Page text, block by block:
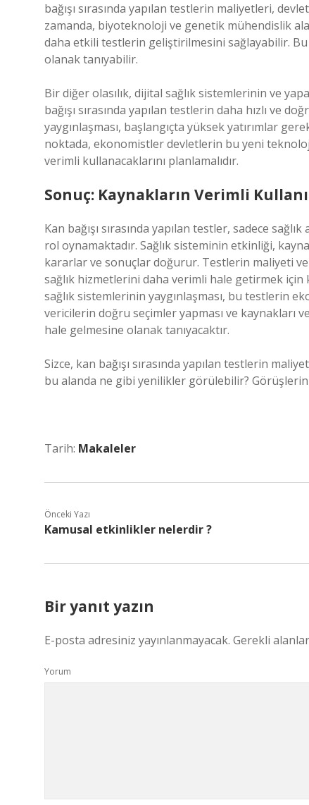
bağışı sırasında yapılan testlerin maliyetleri,
zamanda, biyoteknoloji ve genetik mühendislik
daha etkili testlerin geliştirilmesini sağlayabilir. Bu
olanak tanıyabilir.
Bir diğer olasılık, dijital sağlık sistemlerinin ve
bağışı sırasında yapılan testlerin daha hızlı ve
yaygınlaşması, başlangıçta yüksek yatırımlar
noktada, ekonomistler devletlerin bu yeni
verimli kullanacaklarını planlamalıdır.
Sonuç: Kaynakların Verimli
Kan bağışı sırasında yapılan testler, sadece
rol oynamaktadır. Sağlık sisteminin etkinliği,
kararlar ve sonuçlar doğurur. Testlerin maliyeti
sağlık hizmetlerini daha verimli hale getirmek
sağlık sistemlerinin yaygınlaşması, bu testlerin
vericilerin doğru seçimler yapması ve kaynakları
hale gelmesine olanak tanıyacaktır.
Sizce, kan bağışı sırasında yapılan testlerin
bu alanda ne gibi yenilikler görülebilir?
Tarih: Makaleler
Önceki Yazı
Kamusal etkinlikler nelerdir ?
Bir yanıt yazın
E-posta adresiniz yayınlanmayacak. Gerekli alanlar
Yorum